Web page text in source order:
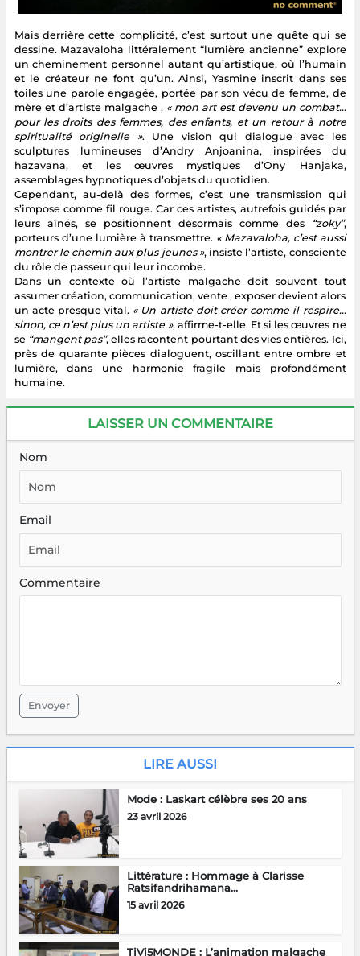
Mais derrière cette complicité, c’est surtout une quête qui se
dessine. Mazavaloha littéralement “lumière ancienne” explore
un cheminement personnel autant qu’artistique, où l’humain
et le créateur ne font qu’un. Ainsi, Yasmine inscrit dans ses
toiles une parole engagée, portée par son vécu de femme, de
mère et d’artiste malgache ,« mon art est devenu un combat…
pour les droits des femmes, des enfants, et un retour à notre
spiritualité originelle ». Une vision qui dialogue avec les
sculptures lumineuses d’Andry Anjoanina, inspirées du
hazavana, et les œuvres mystiques d’Ony Hanjaka,
assemblages hypnotiques d’objets du quotidien.
Cependant, au-delà des formes, c’est une transmission qui
s’impose comme fil rouge. Car ces artistes, autrefois guidés par
leurs aînés, se positionnent désormais comme des
“zoky”,
porteurs d’une lumière à transmettre. « Mazavaloha, c’est aussi
montrer le chemin aux plus jeunes », insiste l’artiste, consciente
du rôle de passeur qui leur incombe.
Dans un contexte où l’artiste malgache doit souvent tout
assumer création, communication, vente , exposer devient alors
un acte presque vital. « Un artiste doit créer comme il respire…
sinon, ce n’est plus un artiste », affirme-t-elle. Et si les œuvres ne
se “mangent pas”, elles racontent pourtant des vies entières. Ici,
près de quarante pièces dialoguent, oscillant entre ombre et
lumière, dans une harmonie fragile mais profondément
humaine.
LAISSER UN COMMENTAIRE
Nom
Email
Commentaire
Envoyer
LIRE AUSSI
Mode : Laskart célèbre ses 20 ans
23 avril 2026
Littérature : Hommage à Clarisse
Ratsifandrihamana...
15 avril 2026
TiVi5MONDE : L’animation malgache